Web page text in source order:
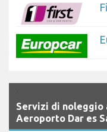
Servizi di noleggio
Aeroporto Dar es